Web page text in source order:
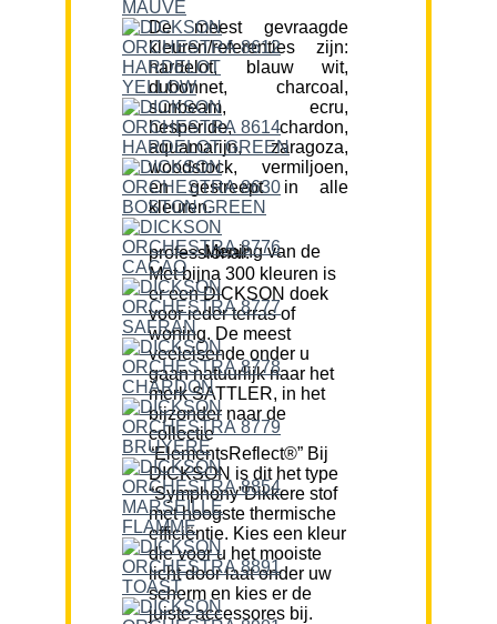
De meest gevraagde
kleuren/referenties zijn:
hardelot, blauw wit,
dubonnet, charcoal,
sunbeam, ecru,
hesperide, chardon,
aquamarijn, zaragoza,
woodstock, vermiljoen,
en gestreept in alle
kleuren.
Mening van de professional:
Met bijna 300 kleuren is
er een DICKSON doek
voor ieder terras of
woning. De meest
veeleisende onder u
gaan natuurlijk naar het
merk SATTLER, in het
bijzonder naar de
collectie
“ElementsReflect®” Bij
DICKSON is dit het type
“Symphony”Dikkere stof
met hoogste thermische
efficiëntie. Kies een kleur
die voor u het mooiste
licht door laat onder uw
scherm en kies er de
juiste accessores bij.